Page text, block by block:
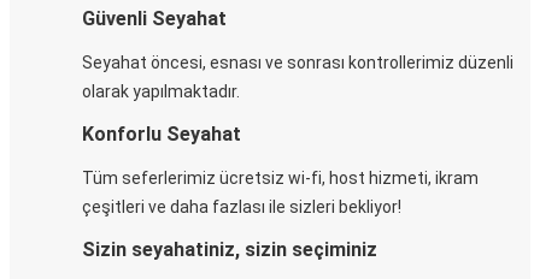
Güvenli Seyahat
Seyahat öncesi, esnası ve sonrası kontrollerimiz düzenli
olarak yapılmaktadır.
Konforlu Seyahat
Tüm seferlerimiz ücretsiz wi-fi, host hizmeti, ikram
çeşitleri ve daha fazlası ile sizleri bekliyor!
Sizin seyahatiniz, sizin seçiminiz